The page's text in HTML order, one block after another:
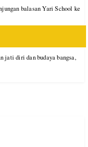
balasan Yari School ke
jati diri dan budaya bangsa,